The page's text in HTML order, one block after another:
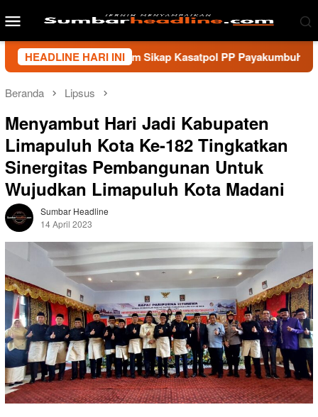
ke
Menu
Mobile
HEADLINE HARI INI
Kecam Sikap Kasatpol PP Payakumbuh, Minta Walikota
Beranda Lipsus
Menyambut Hari Jadi Kabupaten
Limapuluh Kota Ke-182 Tingkatkan
Sinergitas Pembangunan Untuk
Wujudkan Limapuluh Kota Madani
Sumbar Headline
14 April 2023